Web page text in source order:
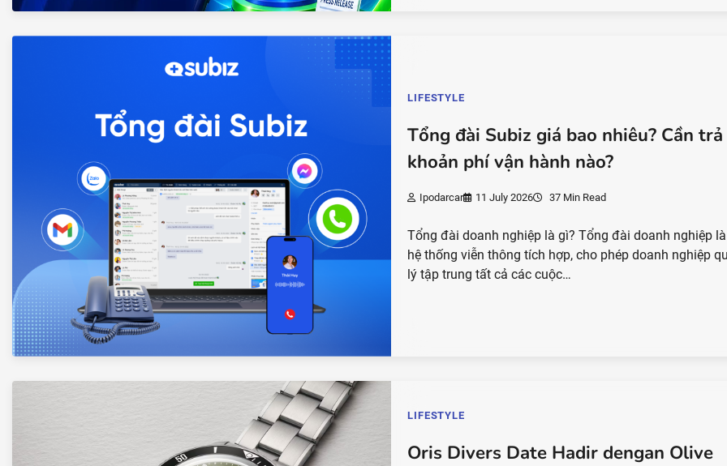
LIFESTYLE
Tổng đài Subiz giá bao nhiêu? Cần trả
khoản phí vận hành nào?
Ipodarcar 11 July 2026 37 Min Read
Tổng đài doanh nghiệp là gì? Tổng đài doanh nghiệp
hệ thống viễn thông tích hợp, cho phép doanh nghiệp
lý tập trung tất cả các cuộc…
LIFESTYLE
Oris Divers Date Hadir dengan Olive